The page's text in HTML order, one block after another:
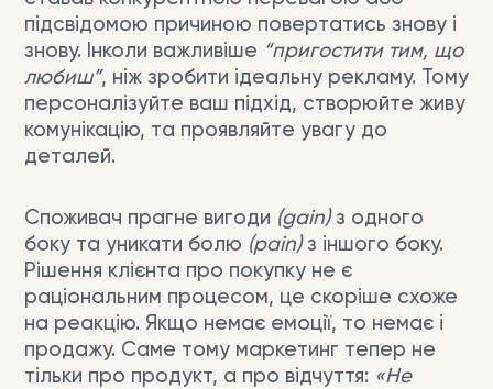
підсвідомою причиною повертатись знову і
знову. Інколи важливіше “пригостити тим, що
любиш”, ніж зробити ідеальну рекламу. Тому
персоналізуйте ваш підхід, створюйте живу
комунікацію, та проявляйте увагу до
деталей.
Споживач прагне вигоди (gain) з одного
боку та уникати болю (pain) з іншого боку.
Рішення клієнта про покупку не є
раціональним процесом, це скоріше схоже
на реакцію. Якщо немає емоції, то немає і
продажу. Саме тому маркетинг тепер не
тільки про продукт, а про відчуття: «Не